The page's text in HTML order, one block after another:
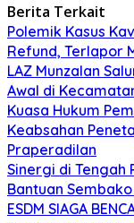
Berita Terkait
Polemik Kasus
Refund, Terlapor
LAZ Munzalan
Awal di
Kuasa Hukum
Keabsahan
Praperadilan
Sinergi di Tengah
Bantuan
ESDM SIAGA